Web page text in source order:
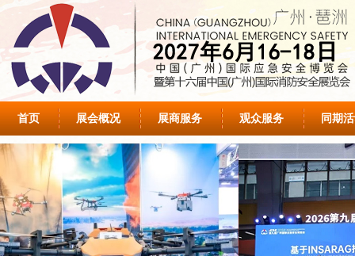
首页 展会概况 展商服务 观众服务 同期